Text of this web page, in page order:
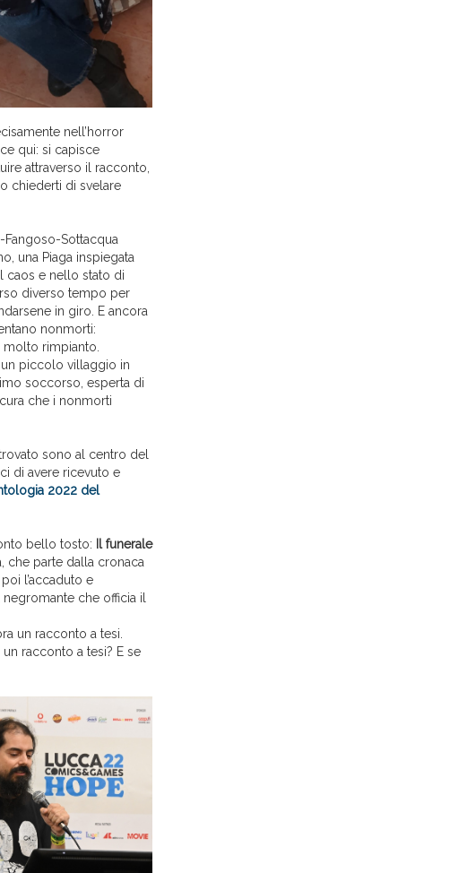
nell’horror
qui: si capisce
attraverso il racconto,
chiederti di svelare
Sottacqua
una Piaga inspiegata
caos e nello stato di
diverso tempo per
in giro. E ancora
nonmorti:
molto rimpianto.
piccolo villaggio in
soccorso, esperta di
che i nonmorti
sono al centro del
di avere ricevuto e
2022 del
bello tosto: Il funerale
che parte dalla cronaca
l’accaduto e
che officia il
un racconto a tesi.
racconto a tesi? E se